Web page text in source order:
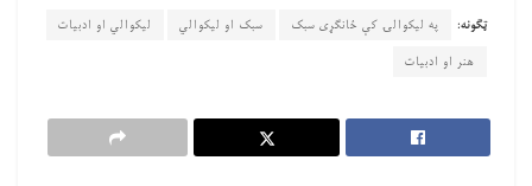
ټګونه: په لیکوالۍ کې ځانګړی سبک سبک او لیکوالي
لیکوالي او ادبیات
هنر او ادبیات